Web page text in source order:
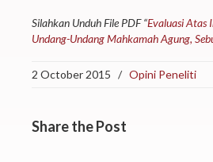
Silahkan Unduh File PDF “Evaluasi Atas
Undang-Undang Mahkamah Agung,
2 October 2015 / Opini Peneliti
Sharethe Post